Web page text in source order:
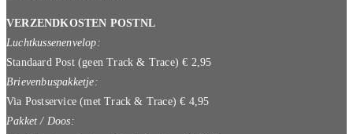
VERZENDKOSTEN POSTNL
Luchtkussenenvelop:
Standaard Post (geen Track & Trace) € 2,95
Brievenbuspakketje:
Via Postservice (met Track & Trace) € 4,95
Pakket / Doos: